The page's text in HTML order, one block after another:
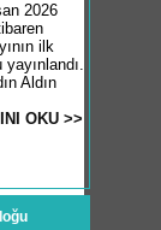
2026
ilk
Aldın
OKU >>